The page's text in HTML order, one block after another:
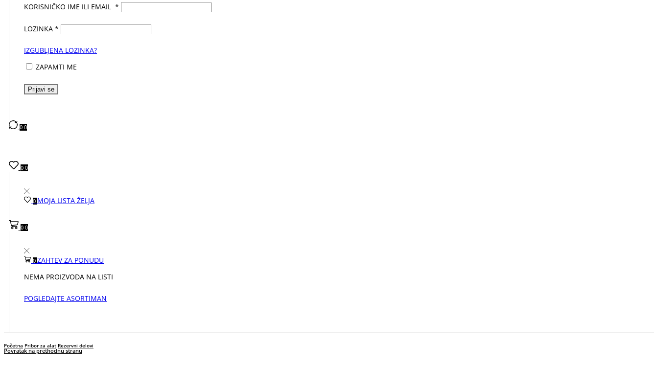
KORISNIČKO IME ILI EMAIL *
LOZINKA *
IZGUBLJENA LOZINKA?
ZAPAMTI ME
Prijavi se
00
0 0
0 MOJA LISTA ŽELJA
0 0
0 ZAHTEV ZA PONUDU
NEMA PROIZVODA NA LISTI
POGLEDAJTE ASORTIMAN
Početna Pribor za alat Rezervni delovi
Povratak na prethodnu stranu